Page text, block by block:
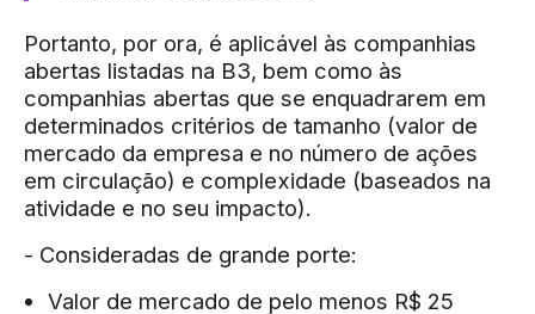
Portanto, por ora, é aplicável às companhias
abertas listadas na B3, bem como às
companhias abertas que se enquadrarem em
determinados critérios de tamanho (valor de
mercado da empresa e no número de ações
em circulação) e complexidade (baseados na
atividade e no seu impacto).
- Consideradas de grande porte:
Valor de mercado de pelo menos R$ 25